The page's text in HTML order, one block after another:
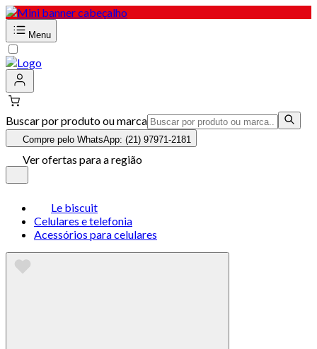
Menu
Buscar por produto ou marca
Compre pelo WhatsApp: (21) 97971-2181
Ver ofertas para a região
Le biscuit
Celulares e telefonia
Acessórios para celulares